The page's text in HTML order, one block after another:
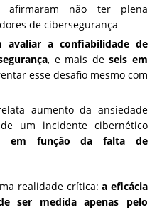
afirmaram não ter plena
de cibersegurança
avaliar a confiabilidade de
, e mais deseis em
esse desafio mesmo com
aumento da ansiedade
um incidente cibernético
em função da falta de
realidade crítica:a eficácia
ser medida apenas pelo